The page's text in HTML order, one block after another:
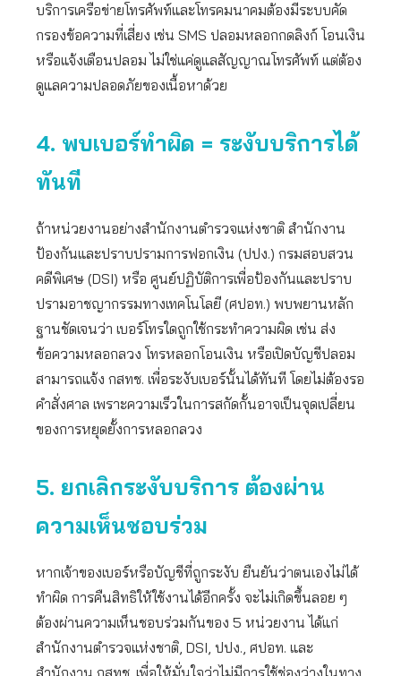
บริการเครือข่ายโทรศัพท์และโทรคมนาคมต้องมีระบบคัด
กรองข้อความที่เสี่ยง เช่น SMS ปลอมหลอกกดลิงก์ โอนเงิน
หรือแจ้งเตือนปลอม ไม่ใช่แค่ดูแลสัญญาณโทรศัพท์ แต่ต้อง
ดูแลความปลอดภัยของเนื้อหาด้วย
4. พบเบอร์ทำผิด = ระงับบริการได้
ทันที
ถ้าหน่วยงานอย่างสำนักงานตำรวจแห่งชาติ สำนักงาน
ป้องกันและปราบปรามการฟอกเงิน (ปปง.) กรมสอบสวน
คดีพิเศษ (DSI) หรือ ศูนย์ปฏิบัติการเพื่อป้องกันและปราบ
ปรามอาชญากรรมทางเทคโนโลยี (ศปอท.) พบพยานหลัก
ฐานชัดเจนว่า เบอร์โทรใดถูกใช้กระทำความผิด เช่น ส่ง
ข้อความหลอกลวง โทรหลอกโอนเงิน หรือเปิดบัญชีปลอม
สามารถแจ้ง กสทช. เพื่อระงับเบอร์นั้นได้ทันที โดยไม่ต้องรอ
คำสั่งศาล เพราะความเร็วในการสกัดกั้นอาจเป็นจุดเปลี่ยน
ของการหยุดยั้งการหลอกลวง
5. ยกเลิกระงับบริการ ต้องผ่าน
ความเห็นชอบร่วม
หากเจ้าของเบอร์หรือบัญชีที่ถูกระงับ ยืนยันว่าตนเองไม่ได้
ทำผิด การคืนสิทธิให้ใช้งานได้อีกครั้ง จะไม่เกิดขึ้นลอย ๆ
ต้องผ่านความเห็นชอบร่วมกันของ 5 หน่วยงาน ได้แก่
สำนักงานตำรวจแห่งชาติ, DSI, ปปง., ศปอท. และ
สำนักงาน กสทช. เพื่อให้มั่นใจว่าไม่มีการใช้ช่องว่างในทาง